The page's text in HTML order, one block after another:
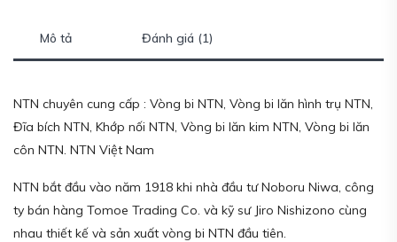
Mô tả Đánh giá (1)
NTN chuyên cung cấp : Vòng bi NTN, Vòng bi lăn hình trụ NTN,
Đĩa bích NTN, Khớp nối NTN, Vòng bi lăn kim NTN, Vòng bi lăn
côn NTN. NTN Việt Nam
NTN bắt đầu vào năm 1918 khi nhà đầu tư Noboru Niwa, công
ty bán hàng Tomoe Trading Co. và kỹ sư Jiro Nishizono cùng
nhau thiết kế và sản xuất vòng bi NTN đầu tiên.